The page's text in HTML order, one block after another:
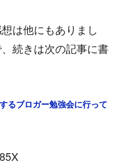
は他にもありまし
続きは次の記事に書
るブロガー勉強会に行って